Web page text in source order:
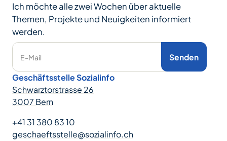
Ich möchte alle zwei Wochen über aktuelle
Themen, Projekte und Neuigkeiten informiert
werden.
E-Mail Senden
Geschäftsstelle Sozialinfo
Schwarztorstrasse 26
3007 Bern
+41 31 380 83 10
geschaeftsstelle@sozialinfo.ch